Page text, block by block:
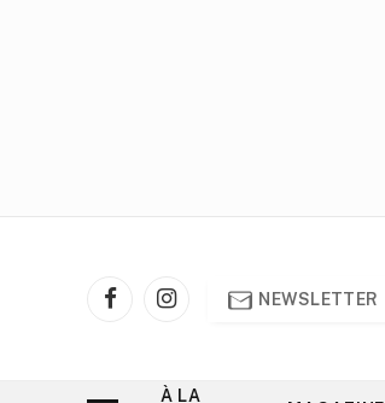
FacebookInstagram
NEWSLETTER
À LA